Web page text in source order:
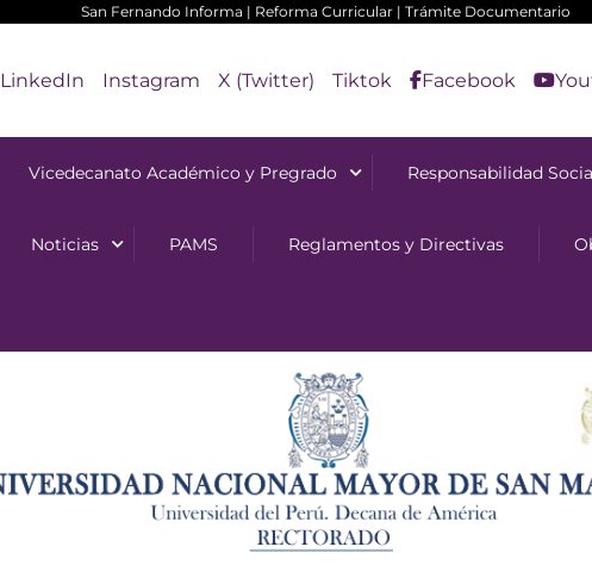
San Fernando Informa | Reforma Curricular| Trámite Documentario
LinkedIn Instagram X (Twitter) Tiktok Facebook
Vicedecanato Académico y Pregrado Responsabilidad
Noticias PAMS Reglamentos y Directivas